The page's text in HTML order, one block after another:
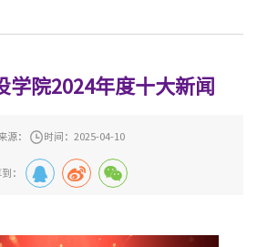
学院2024年度十大新闻
源： 时间：2025-04-10
：